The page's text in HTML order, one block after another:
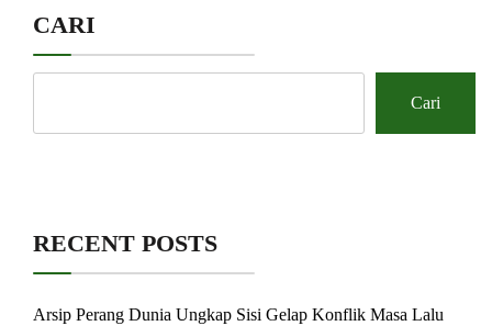
CARI
Cari
RECENT POSTS
Arsip Perang Dunia Ungkap Sisi Gelap Konflik Masa Lalu